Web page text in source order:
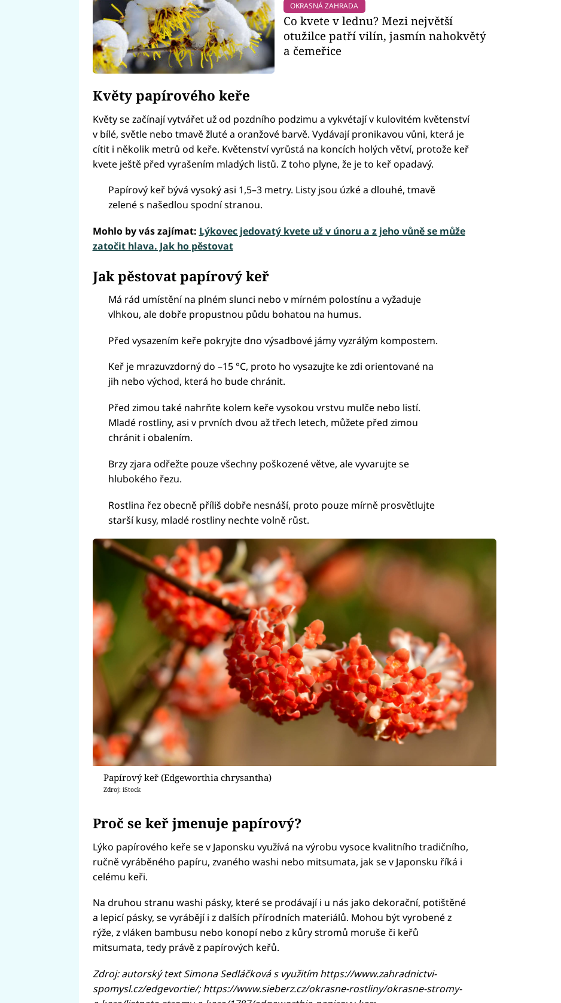
OKRASNÁ ZAHRADA
Co kvete v lednu? Mezi největší
otužilce patří vilín, jasmín nahokvětý
a čemeřice
Květy papírového keře
Květy se začínají vytvářet už od pozdního podzimu a vykvétají v kulovitém květenství
v bílé, světle nebo tmavě žluté a oranžové barvě. Vydávají pronikavou vůni, která je
cítit i několik metrů od keře. Květenství vyrůstá na koncích holých větví, protože keř
kvete ještě před vyrašením mladých listů. Z toho plyne, že je to keř opadavý.
Papírový keř bývá vysoký asi 1,5–3 metry. Listy jsou úzké a dlouhé, tmavě
zelené s našedlou spodní stranou.
Mohlo by vás zajímat: Lýkovec jedovatý kvete už v únoru a z jeho vůně se může
zatočit hlava. Jak ho pěstovat
Jak pěstovat papírový keř
Má rád umístění na plném slunci nebo v mírném polostínu a vyžaduje
vlhkou, ale dobře propustnou půdu bohatou na humus.
Před vysazením keře pokryjte dno výsadbové jámy vyzrálým kompostem.
Keř je mrazuvzdorný do –15 °C, proto ho vysazujte ke zdi orientované na
jih nebo východ, která ho bude chránit.
Před zimou také nahrňte kolem keře vysokou vrstvu mulče nebo listí.
Mladé rostliny, asi v prvních dvou až třech letech, můžete před zimou
chránit i obalením.
Brzy zjara odřežte pouze všechny poškozené větve, ale vyvarujte se
hlubokého řezu.
Rostlina řez obecně příliš dobře nesnáší, proto pouze mírně prosvětlujte
starší kusy, mladé rostliny nechte volně růst.
Papírový keř (Edgeworthia chrysantha)
Zdroj: iStock
Proč se keř jmenuje papírový?
Lýko papírového keře se v Japonsku využívá na výrobu vysoce kvalitního tradičního,
ručně vyráběného papíru, zvaného washi nebo mitsumata, jak se v Japonsku říká i
celému keři.
Na druhou stranu washi pásky, které se prodávají i u nás jako dekorační, potištěné
a lepicí pásky, se vyrábějí i z dalších přírodních materiálů. Mohou být vyrobené z
rýže, z vláken bambusu nebo konopí nebo z kůry stromů moruše či keřů
mitsumata, tedy právě z papírových keřů.
Zdroj: autorský text Simona Sedláčková s využitím https://www.zahradnictvi-
spomysl.cz/edgevortie/; https://www.sieberz.cz/okrasne-rostliny/okrasne-stromy-